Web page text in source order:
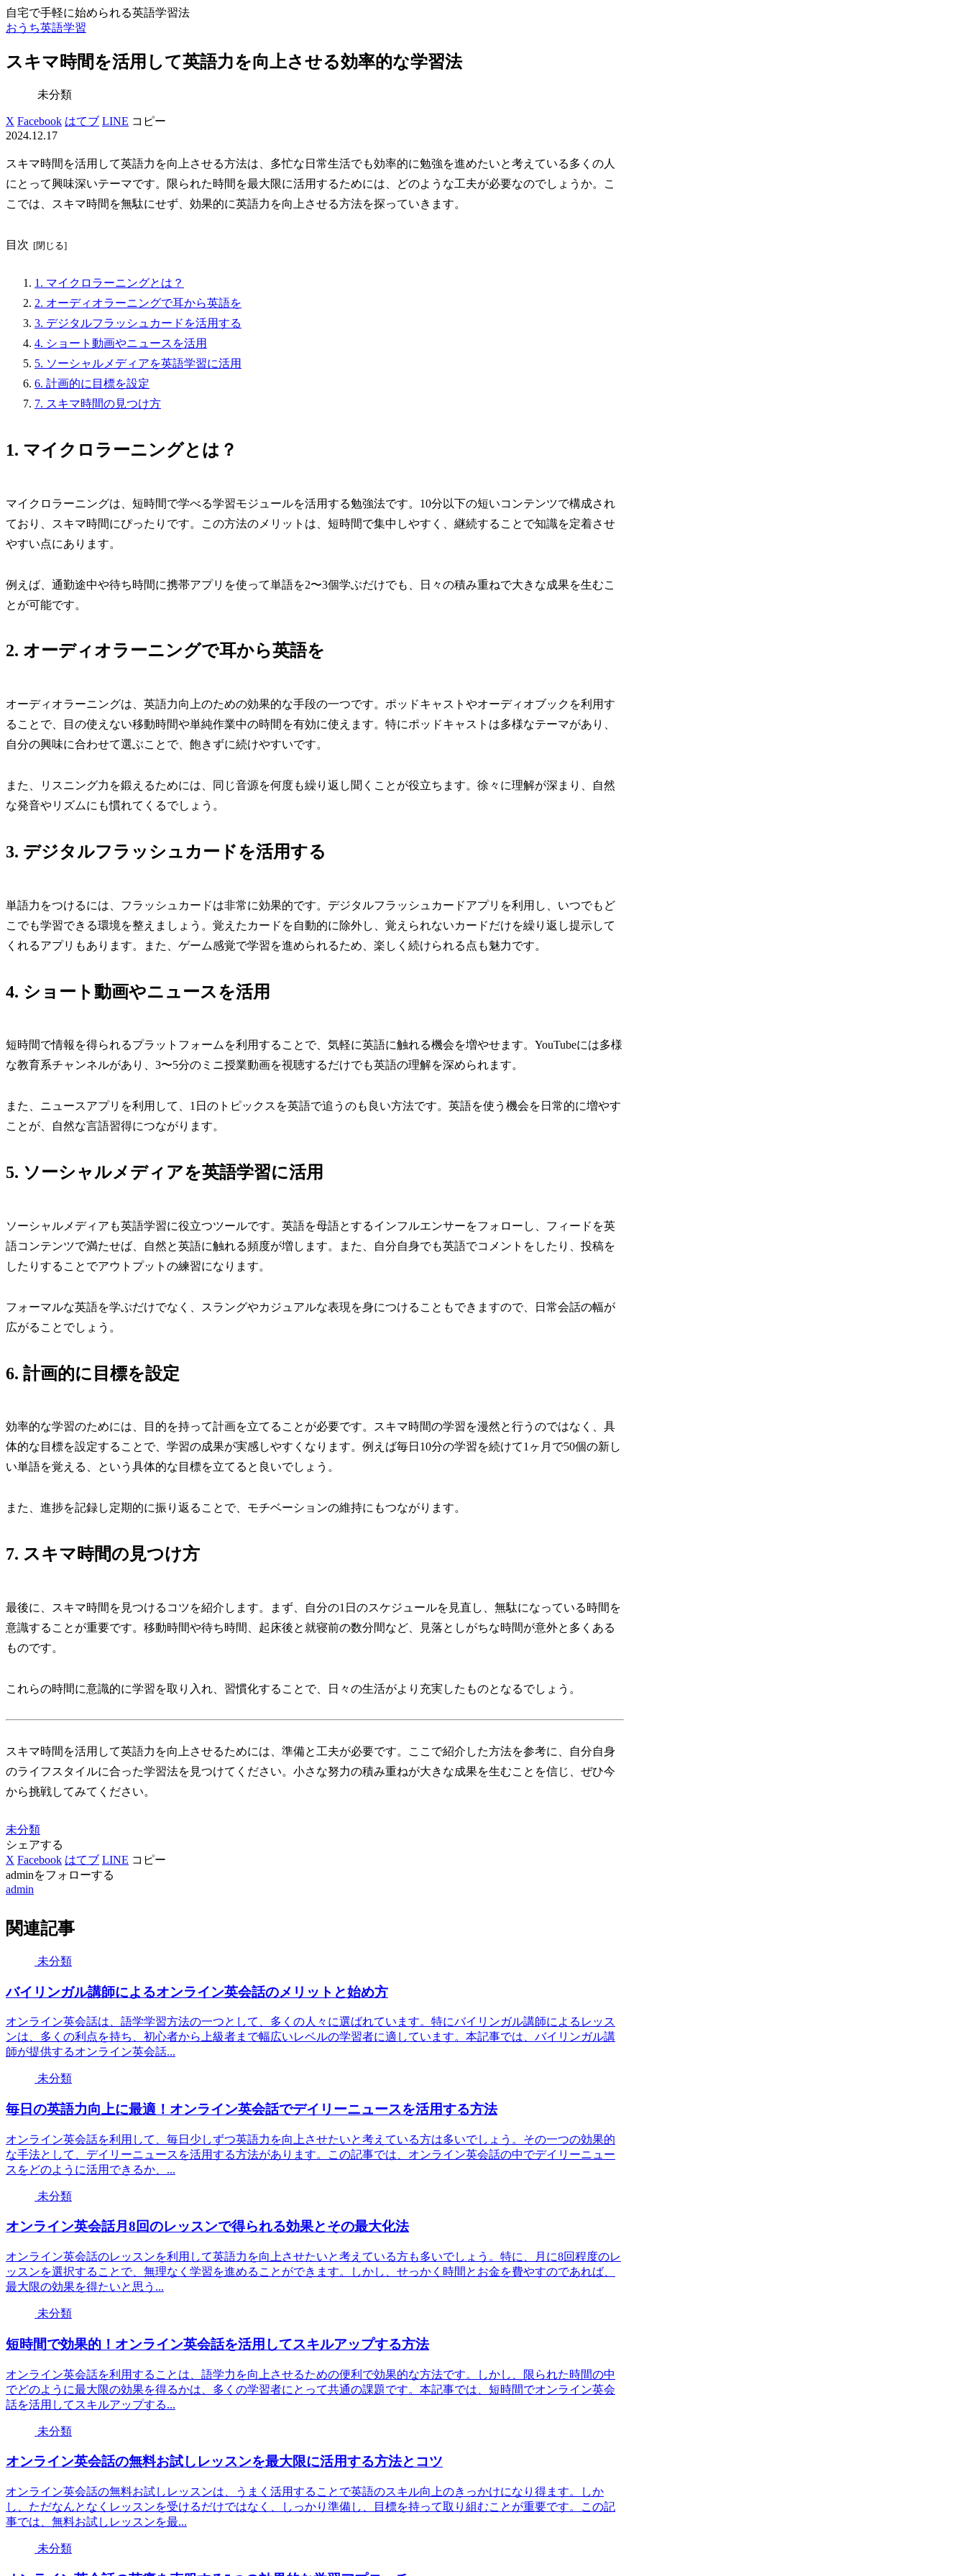
自宅で手軽に始められる英語学習法
おうち英語学習
スキマ時間を活用して英語力を向上させる効率的な学習法
未分類
X Facebook はてブ LINE コピー
2024.12.17
スキマ時間を活用して英語力を向上させる方法は、多忙な日常生活でも効率的に勉強を進めたいと考えている多くの人
にとって興味深いテーマです。限られた時間を最大限に活用するためには、どのような工夫が必要なのでしょうか。こ
こでは、スキマ時間を無駄にせず、効果的に英語力を向上させる方法を探っていきます。
目次
1. マイクロラーニングとは？
2. オーディオラーニングで耳から英語を
3. デジタルフラッシュカードを活用する
4. ショート動画やニュースを活用
5. ソーシャルメディアを英語学習に活用
6. 計画的に目標を設定
7. スキマ時間の見つけ方
1. マイクロラーニングとは？
マイクロラーニングは、短時間で学べる学習モジュールを活用する勉強法です。10分以下の短いコンテンツで構成され
ており、スキマ時間にぴったりです。この方法のメリットは、短時間で集中しやすく、継続することで知識を定着させ
やすい点にあります。
例えば、通勤途中や待ち時間に携帯アプリを使って単語を2〜3個学ぶだけでも、日々の積み重ねで大きな成果を生むこ
とが可能です。
2. オーディオラーニングで耳から英語を
オーディオラーニングは、英語力向上のための効果的な手段の一つです。ポッドキャストやオーディオブックを利用す
ることで、目の使えない移動時間や単純作業中の時間を有効に使えます。特にポッドキャストは多様なテーマがあり、
自分の興味に合わせて選ぶことで、飽きずに続けやすいです。
また、リスニング力を鍛えるためには、同じ音源を何度も繰り返し聞くことが役立ちます。徐々に理解が深まり、自然
な発音やリズムにも慣れてくるでしょう。
3. デジタルフラッシュカードを活用する
単語力をつけるには、フラッシュカードは非常に効果的です。デジタルフラッシュカードアプリを利用し、いつでもど
こでも学習できる環境を整えましょう。覚えたカードを自動的に除外し、覚えられないカードだけを繰り返し提示して
くれるアプリもあります。また、ゲーム感覚で学習を進められるため、楽しく続けられる点も魅力です。
4. ショート動画やニュースを活用
短時間で情報を得られるプラットフォームを利用することで、気軽に英語に触れる機会を増やせます。YouTubeには多様
な教育系チャンネルがあり、3〜5分のミニ授業動画を視聴するだけでも英語の理解を深められます。
また、ニュースアプリを利用して、1日のトピックスを英語で追うのも良い方法です。英語を使う機会を日常的に増やす
ことが、自然な言語習得につながります。
5. ソーシャルメディアを英語学習に活用
ソーシャルメディアも英語学習に役立つツールです。英語を母語とするインフルエンサーをフォローし、フィードを英
語コンテンツで満たせば、自然と英語に触れる頻度が増します。また、自分自身でも英語でコメントをしたり、投稿を
したりすることでアウトプットの練習になります。
フォーマルな英語を学ぶだけでなく、スラングやカジュアルな表現を身につけることもできますので、日常会話の幅が
広がることでしょう。
6. 計画的に目標を設定
効率的な学習のためには、目的を持って計画を立てることが必要です。スキマ時間の学習を漫然と行うのではなく、具
体的な目標を設定することで、学習の成果が実感しやすくなります。例えば毎日10分の学習を続けて1ヶ月で50個の新し
い単語を覚える、という具体的な目標を立てると良いでしょう。
また、進捗を記録し定期的に振り返ることで、モチベーションの維持にもつながります。
7. スキマ時間の見つけ方
最後に、スキマ時間を見つけるコツを紹介します。まず、自分の1日のスケジュールを見直し、無駄になっている時間を
意識することが重要です。移動時間や待ち時間、起床後と就寝前の数分間など、見落としがちな時間が意外と多くある
ものです。
これらの時間に意識的に学習を取り入れ、習慣化することで、日々の生活がより充実したものとなるでしょう。
スキマ時間を活用して英語力を向上させるためには、準備と工夫が必要です。ここで紹介した方法を参考に、自分自身
のライフスタイルに合った学習法を見つけてください。小さな努力の積み重ねが大きな成果を生むことを信じ、ぜひ今
から挑戦してみてください。
未分類
シェアする
X Facebook はてブ LINE コピー
adminをフォローする
admin
関連記事
未分類
バイリンガル講師によるオンライン英会話のメリットと始め方
オンライン英会話は、語学学習方法の一つとして、多くの人々に選ばれています。特にバイリンガル講師によるレッス
ンは、多くの利点を持ち、初心者から上級者まで幅広いレベルの学習者に適しています。本記事では、バイリンガル講
師が提供するオンライン英会話...
未分類
毎日の英語力向上に最適！オンライン英会話でデイリーニュースを活用する方法
オンライン英会話を利用して、毎日少しずつ英語力を向上させたいと考えている方は多いでしょう。その一つの効果的
な手法として、デイリーニュースを活用する方法があります。この記事では、オンライン英会話の中でデイリーニュー
スをどのように活用できるか、...
未分類
オンライン英会話月8回のレッスンで得られる効果とその最大化法
オンライン英会話のレッスンを利用して英語力を向上させたいと考えている方も多いでしょう。特に、月に8回程度のレ
ッスンを選択することで、無理なく学習を進めることができます。しかし、せっかく時間とお金を費やすのであれば、
最大限の効果を得たいと思う...
未分類
短時間で効果的！オンライン英会話を活用してスキルアップする方法
オンライン英会話を利用することは、語学力を向上させるための便利で効果的な方法です。しかし、限られた時間の中
でどのように最大限の効果を得るかは、多くの学習者にとって共通の課題です。本記事では、短時間でオンライン英会
話を活用してスキルアップする...
未分類
オンライン英会話の無料お試しレッスンを最大限に活用する方法とコツ
オンライン英会話の無料お試しレッスンは、うまく活用することで英語のスキル向上のきっかけになり得ます。しか
し、ただなんとなくレッスンを受けるだけではなく、しっかり準備し、目標を持って取り組むことが重要です。この記
事では、無料お試しレッスンを最...
未分類